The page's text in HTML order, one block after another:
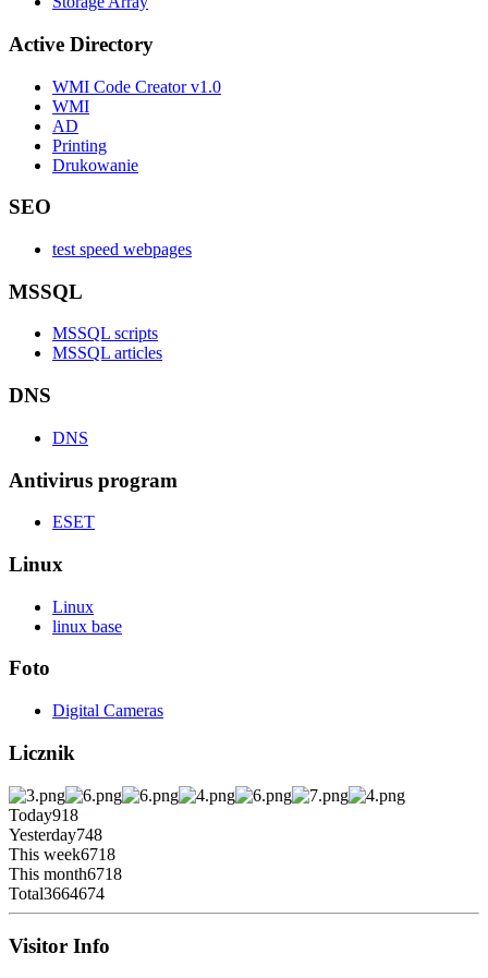
Active Directory
WMI Code Creator v1.0
WMI
AD
Printing
Drukowanie
SEO
test speed webpages
MSSQL
MSSQL scripts
MSSQL articles
DNS
DNS
Antivirus program
ESET
Linux
Linux
linux base
Foto
Digital Cameras
Licznik
Today918
Yesterday748
This week6718
This month6718
Total3664674
Visitor Info